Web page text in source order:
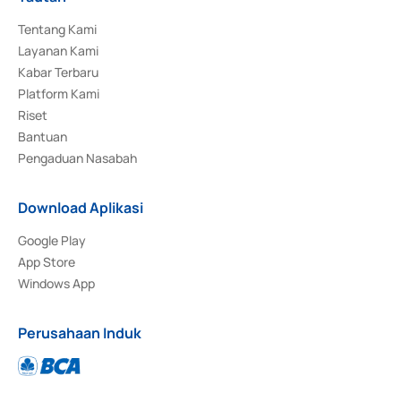
Tentang Kami
Layanan Kami
Kabar Terbaru
Platform Kami
Riset
Bantuan
Pengaduan Nasabah
Download Aplikasi
Google Play
App Store
Windows App
Perusahaan Induk